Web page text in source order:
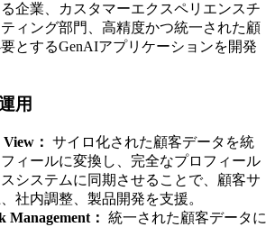
企業、カスタマーエクスペリエンスチ
ィング部門、高精度かつ統一された顧
とするGenAIアプリケーションを開発
用
： サイロ化された顧客データを統
ィールに変換し、完全なプロフィール
システムに同期させることで、顧客サ
社内調整、製品開発を支援。
Management： 統一された顧客データに